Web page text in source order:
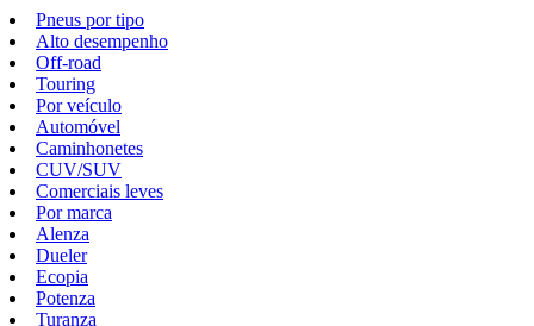
Pneus por tipo
Alto desempenho
Off-road
Touring
Por veículo
Automóvel
Caminhonetes
CUV/SUV
Comerciais leves
Por marca
Alenza
Dueler
Ecopia
Potenza
Turanza